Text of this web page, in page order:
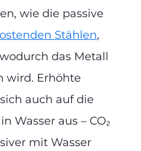
wie die passive
Stählen,
das Metall
wird. Erhöhte
auch auf die
Wasser aus – CO₂
mit Wasser